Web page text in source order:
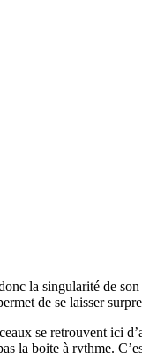
la singularité de
de se laisser
se retrouvent ici
la boite à rythme.